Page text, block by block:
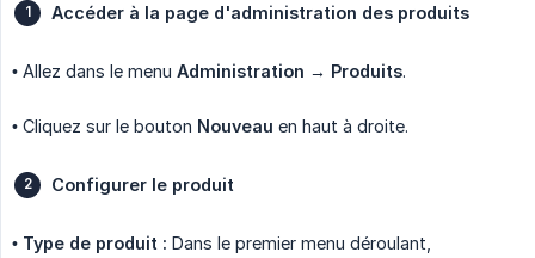
Accéder à la page d'administration des produits
• Allez dans le menu Administration → Produits.
• Cliquez sur le bouton Nouveau en haut à droite.
Configurer le produit
• Type de produit : Dans le premier menu déroulant,